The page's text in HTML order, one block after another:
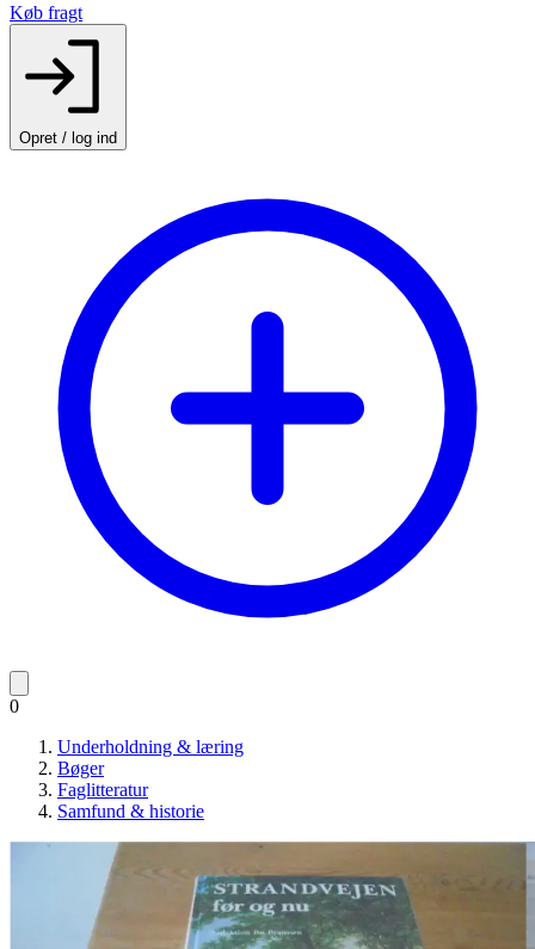
Køb fragt
Opret / log ind
0
Underholdning & læring
Bøger
Faglitteratur
Samfund & historie